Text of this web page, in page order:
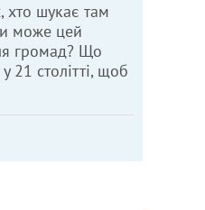
хто шукає там
може цей
громад? Що
21 столітті, щоб